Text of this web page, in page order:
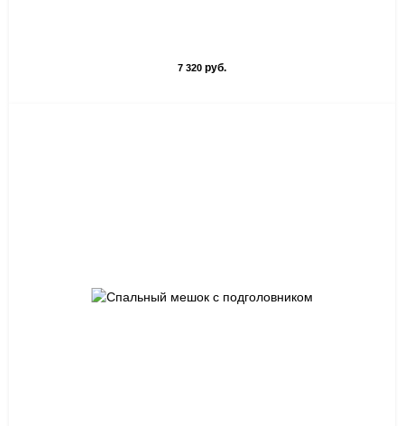
7 320 руб.